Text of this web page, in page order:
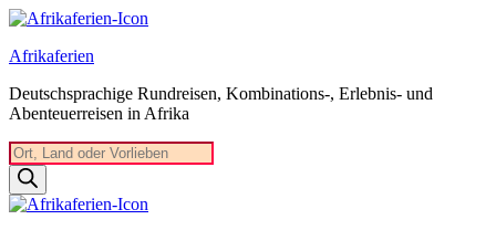
Zum
springen
Afrikaferien
Deutschsprachige Rundreisen, Kombinations-, Erlebnis- und
Abenteuerreisen in Afrika
Products
search